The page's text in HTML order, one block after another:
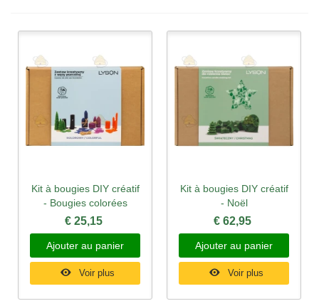
Kit à bougies DIY créatif
- Bougies colorées
€ 25,15
Ajouter au panier
Voir plus
Kit à bougies DIY créatif
- Noël
€ 62,95
Ajouter au panier
Voir plus